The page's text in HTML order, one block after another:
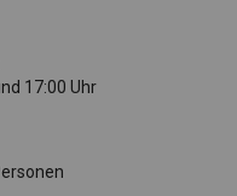
17:00 Uhr